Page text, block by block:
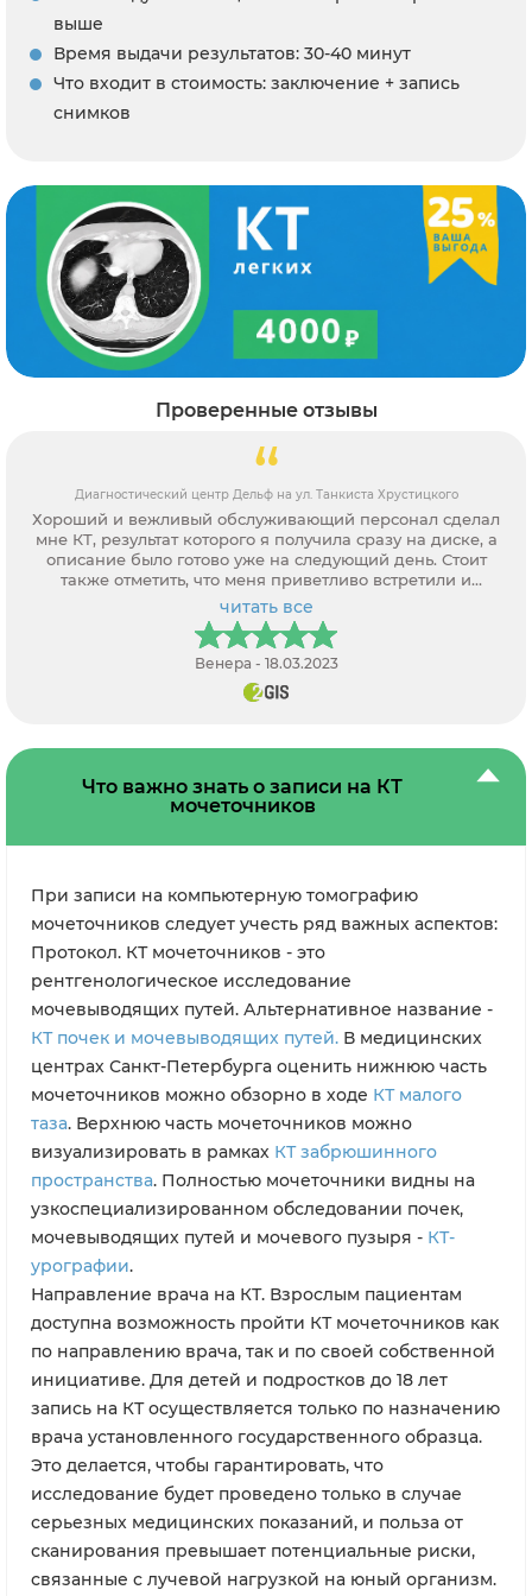
выше
Время выдачи результатов: 30-40 минут
Что входит в стоимость: заключение + запись
снимков
Проверенные отзывы
Диагностический центр Дельф на ул. Танкиста Хрустицкого
Хороший и вежливый обслуживающий персонал сделал
мне КТ, результат которого я получила сразу на диске, а
описание было готово уже на следующий день. Стоит
также отметить, что меня приветливо встретили и
прекрасно ответили на мой звонок.
читать все
Венера - 18.03.2023
Что важно знать о записи на КТ
мочеточников
При записи на компьютерную томографию
мочеточников следует учесть ряд важных аспектов:
Протокол. КТ мочеточников - это
рентгенологическое исследование
мочевыводящих путей. Альтернативное название -
КТ почек и мочевыводящих путей. В медицинских
центрах Санкт-Петербурга оценить нижнюю часть
мочеточников можно обзорно в ходе КТ малого
таза. Верхнюю часть мочеточников можно
визуализировать в рамках КТ забрюшинного
пространства. Полностью мочеточники видны на
узкоспециализированном обследовании почек,
мочевыводящих путей и мочевого пузыря - КТ-
урографии.
Направление врача на КТ. Взрослым пациентам
доступна возможность пройти КТ мочеточников как
по направлению врача, так и по своей собственной
инициативе. Для детей и подростков до 18 лет
запись на КТ осуществляется только по назначению
врача установленного государственного образца.
Это делается, чтобы гарантировать, что
исследование будет проведено только в случае
серьезных медицинских показаний, и польза от
сканирования превышает потенциальные риски,
связанные с лучевой нагрузкой на юный организм.